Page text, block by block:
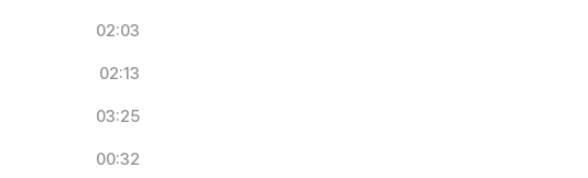
02:03
02:13
03:25
00:32